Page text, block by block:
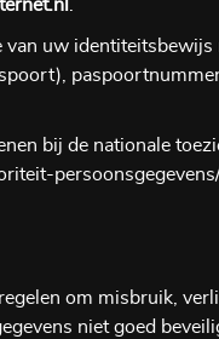
uw
bij de nationale
om misbruik,
niet goed